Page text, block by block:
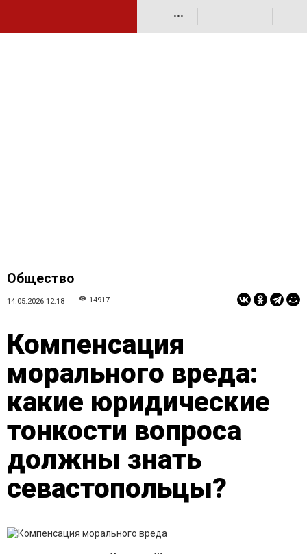
•••
Общество
14.05.2026 12:18 14917
Компенсация
морального вреда:
какие юридические
тонкости вопроса
должны знать
севастопольцы?